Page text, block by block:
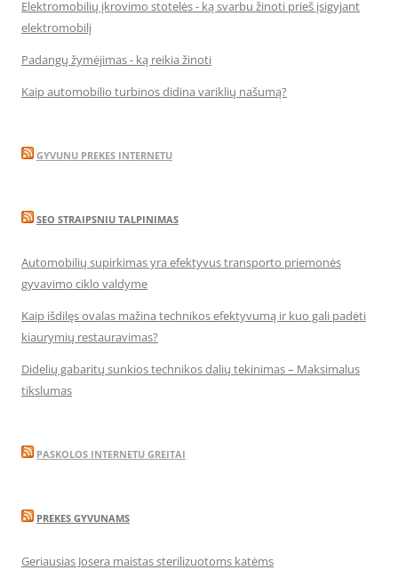
Elektromobilių įkrovimo stotelės - ką svarbu žinoti prieš įsigyjant
elektromobilį
Padangų žymėjimas - ką reikia žinoti
Kaip automobilio turbinos didina variklių našumą?
GYVUNU PREKES INTERNETU
SEO STRAIPSNIU TALPINIMAS
Automobilių supirkimas yra efektyvus transporto priemonės
gyvavimo ciklo valdyme
Kaip išdilęs ovalas mažina technikos efektyvumą ir kuo gali padėti
kiaurymių restauravimas?
Didelių gabaritų sunkios technikos dalių tekinimas – Maksimalus
tikslumas
PASKOLOS INTERNETU GREITAI
PREKES GYVUNAMS
Geriausias Josera maistas sterilizuotoms katėms